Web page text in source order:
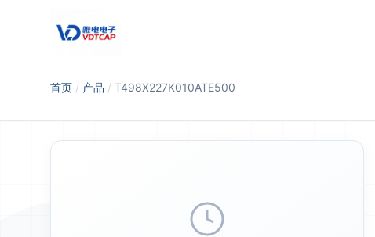
首页 / 产品 / T498X227K010ATE500